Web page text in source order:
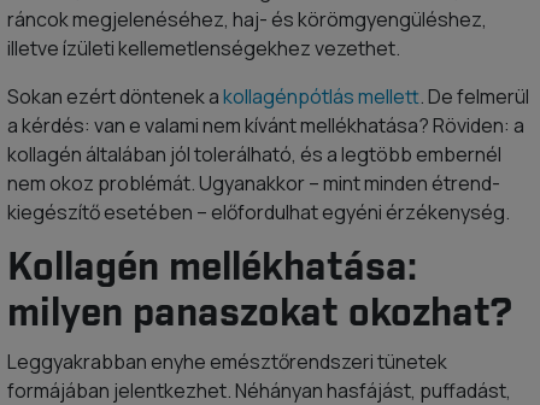
ráncok megjelenéséhez, haj- és körömgyengüléshez,
illetve ízületi kellemetlenségekhez vezethet.
Sokan ezért döntenek akollagénpótlás mellett. De felmerül
a kérdés: van e valami nem kívánt mellékhatása? Röviden: a
kollagén általában jól tolerálható, és a legtöbb embernél
nem okoz problémát. Ugyanakkor – mint minden étrend-
kiegészítő esetében – előfordulhat egyéni érzékenység.
Kollagén mellékhatása:
milyen panaszokat okozhat?
Leggyakrabban enyhe emésztőrendszeri tünetek
formájában jelentkezhet. Néhányan hasfájást, puffadást,